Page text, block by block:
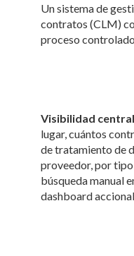
Un sistema de
contratos (CLM)
proceso
Visibilidad
lugar, cuántos
de tratamiento de
proveedor, por
búsqueda manual
dashboard